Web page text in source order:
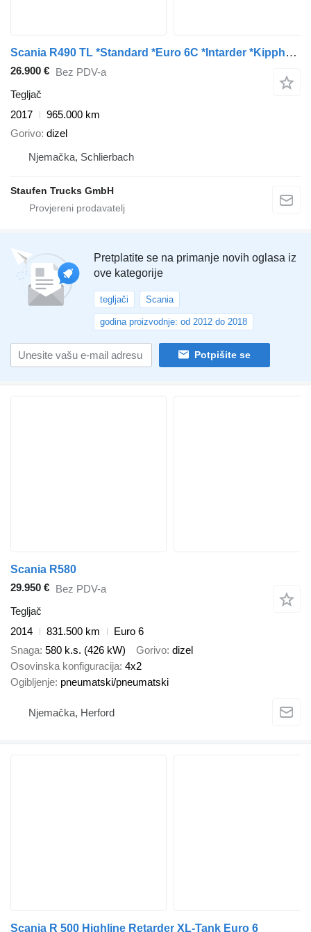
Scania R490 TL *Standard *Euro 6C *Intarder *Kipphydraulik
26.900 € Bez PDV-a
Tegljač
2017
965.000 km
Gorivo dizel
Njemačka, Schlierbach
Staufen Trucks GmbH
Pretplatite se na primanje novih oglasa iz
ove kategorije
tegljači Scania
godina proizvodnje: od 2012 do 2018
Potpišite se
Scania R580
29.950 € Bez PDV-a
Tegljač
2014
831.500 km
Euro 6
Snaga 580 k.s. (426 kW) Gorivo dizel
Osovinska konfiguracija 4x2
Ogibljenje pneumatski/pneumatski
Njemačka, Herford
Scania R 500 Highline Retarder XL-Tank Euro 6